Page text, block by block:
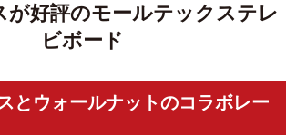
が好評のモールテックステレ
ビボード
とウォールナットのコラボレー